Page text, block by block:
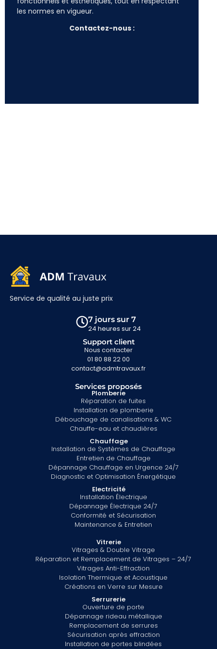
les normes en vigueur.
Contactez-nous :
Service de qualité au juste prix
7 jours sur 7
24 heures sur 24
Support client
Nous contacter
01 80 88 22 00
contact@admtravaux.fr
Services proposés
Plomberie
Réparation de fuites
Installation de plomberie
Débouchage de canalisations & WC
Chauffe-eau et chaudières
Chauffage
Installation de Systèmes de Chauffage
Entretien de Chauffage
Dépannage Chauffage en Urgence 24/7
Diagnostic et Optimisation Énergétique
Electricité
Installation Électrique
Dépannage Électrique 24/7
Conformité et Sécurisation
Maintenance & Entretien
Vitrerie
Vitrages & Double Vitrage
Réparation et Remplacement de Vitrages – 24/7
Vitrages Anti-Effraction
Isolation Thermique et Acoustique
Créations en Verre sur Mesure
Serrurerie
Ouverture de porte
Dépannage rideau métallique
Remplacement de serrures
Sécurisation après effraction
Installation de portes blindées